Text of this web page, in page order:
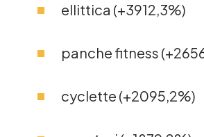
ellittica (+3912,3%)
panche fitness
cyclette (+2095,2%)